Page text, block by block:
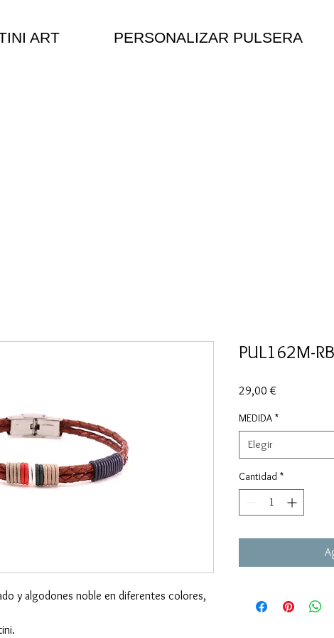
ART PERSONALIZAR PULSERA
y algodones noble en diferentes colores,
PUL162M-
29,00 €
MEDIDA *
Elegir
Cantidad *